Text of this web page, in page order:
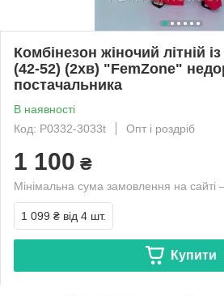
Комбінезон жіночий літній
(42-52) (2хв) "FemZone"
постачальника
В наявності
Код: P0332-3033t
Опт і роздріб
1 100 ₴
Мінімальна сума замовлення на
1 099 ₴ від 4 шт.
Купити